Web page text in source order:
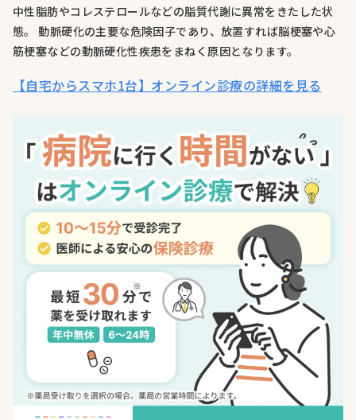
中性脂肪やコレステロールなどの脂質代謝に異常をきたした状
態。 動脈硬化の主要な危険因子であり、放置すれば脳梗塞や心
筋梗塞などの動脈硬化性疾患をまねく原因となります。
【自宅からスマホ1台】オンライン診療の詳細を見る